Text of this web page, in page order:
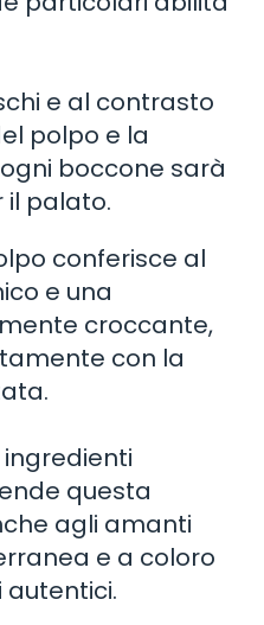
e al contrasto
polpo e la
boccone sarà
il palato.
conferisce al
e una
croccante,
con la
questa
agli amanti
e a coloro